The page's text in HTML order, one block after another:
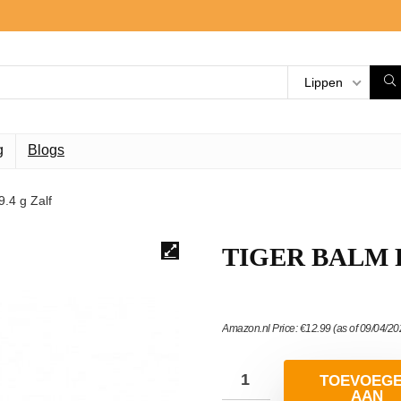
Lippen
Blogs
g Zalf
TIGER BALM
Amazon.nl Price:€12.99(as of 09/04/
AAN